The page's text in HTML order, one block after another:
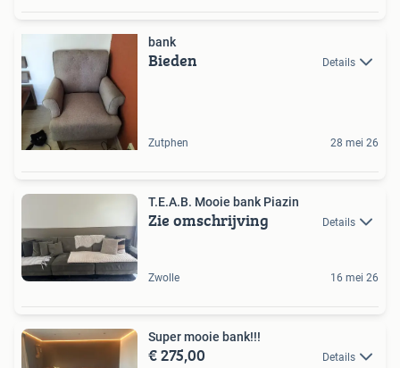
bank
Bieden Details
Zutphen 28 mei 26
T.E.A.B. Mooie bank Piazin
Zie omschrijving Details
Zwolle 16 mei 26
Super mooie bank!!!
€ 275,00 Details